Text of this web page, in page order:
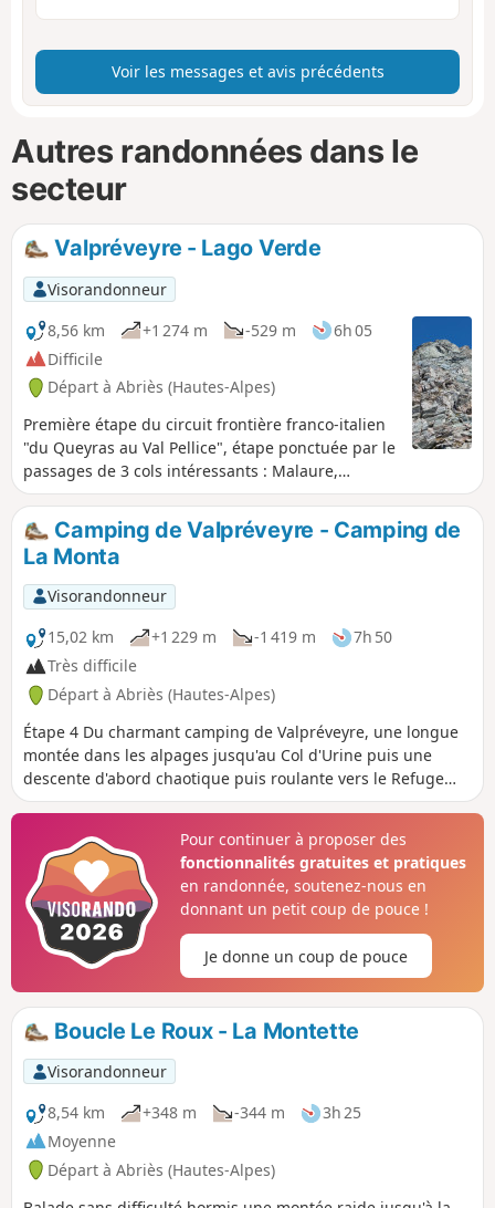
Voir les messages et avis précédents
Autres randonnées dans le
secteur
Valpréveyre - Lago Verde
Visorandonneur
8,56 km
+1 274 m -529 m
6h 05
Difficile
Départ à Abriès (Hautes-Alpes)
Première étape du circuit frontière franco-italien
"du Queyras au Val Pellice", étape ponctuée par le
passages de 3 cols intéressants : Malaure,
Bouchet et Vampréveyre.
Camping de Valpréveyre - Camping de
La Monta
Visorandonneur
15,02 km
+1 229 m -1 419 m
7h 50
Très difficile
Départ à Abriès (Hautes-Alpes)
Étape 4 Du charmant camping de Valpréveyre, une longue
montée dans les alpages jusqu'au Col d'Urine puis une
descente d'abord chaotique puis roulante vers le Refuge
Jervis. De là une montée magnifique vers le Col Lacroix,
camping de la Monta Pour continuer à proposer des
fonctionnalités gratuites et pratiques
en randonnée, soutenez-nous en
donnant un petit coup de pouce !
Je donne un coup de pouce
Boucle Le Roux - La Montette
Visorandonneur
8,54 km
+348 m -344 m
3h 25
Moyenne
Départ à Abriès (Hautes-Alpes)